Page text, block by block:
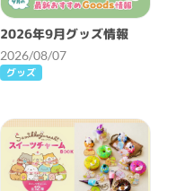
2026年9月グッズ情報
2026/08/07
グッズ